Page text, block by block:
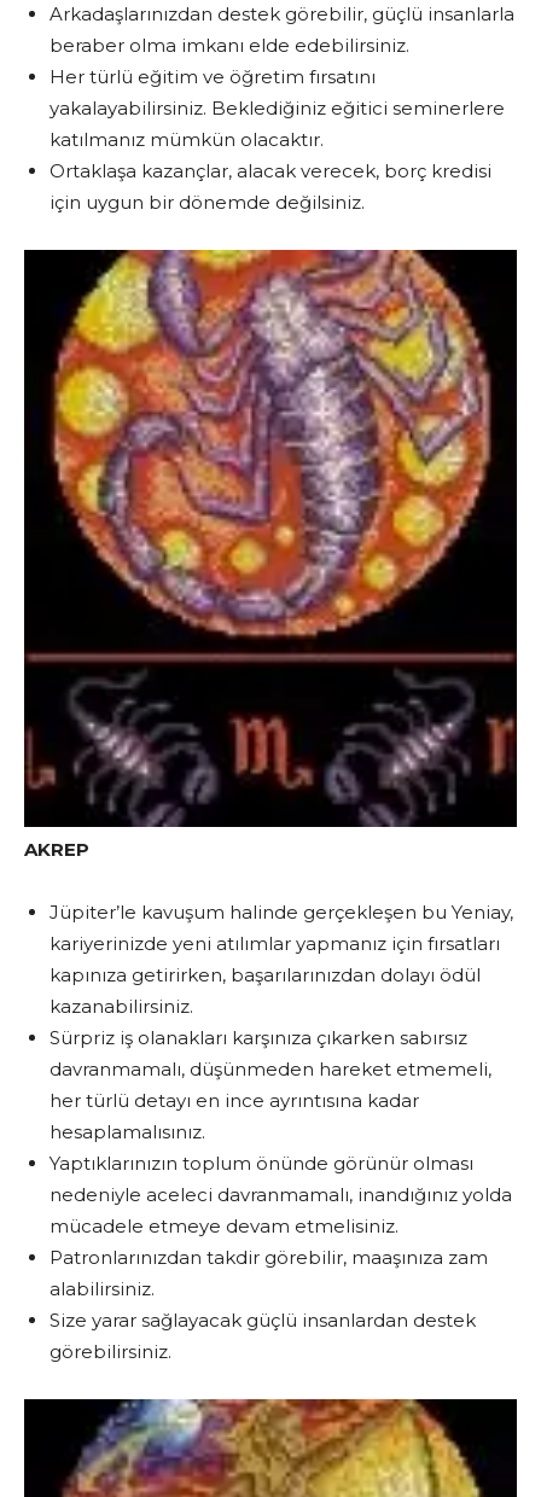
Arkadaşlarınızdan destek görebilir, güçlü insanlarla
beraber olma imkanı elde edebilirsiniz.
Her türlü eğitim ve öğretim fırsatını
yakalayabilirsiniz. Beklediğiniz eğitici seminerlere
katılmanız mümkün olacaktır.
Ortaklaşa kazançlar, alacak verecek, borç kredisi
için uygun bir dönemde değilsiniz.
AKREP
Jüpiter’le kavuşum halinde gerçekleşen bu Yeniay,
kariyerinizde yeni atılımlar yapmanız için fırsatları
kapınıza getirirken, başarılarınızdan dolayı ödül
kazanabilirsiniz.
Sürpriz iş olanakları karşınıza çıkarken sabırsız
davranmamalı, düşünmeden hareket etmemeli,
her türlü detayı en ince ayrıntısına kadar
hesaplamalısınız.
Yaptıklarınızın toplum önünde görünür olması
nedeniyle aceleci davranmamalı, inandığınız yolda
mücadele etmeye devam etmelisiniz.
Patronlarınızdan takdir görebilir, maaşınıza zam
alabilirsiniz.
Size yarar sağlayacak güçlü insanlardan destek
görebilirsiniz.